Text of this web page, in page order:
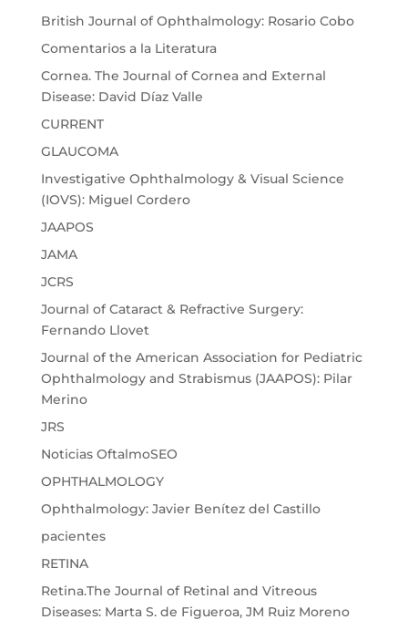
British Journal of Ophthalmology: Rosario Cobo
Comentarios a la Literatura
Cornea. The Journal of Cornea and External
Disease: David Díaz Valle
CURRENT
GLAUCOMA
Investigative Ophthalmology & Visual Science
(IOVS): Miguel Cordero
JAAPOS
JAMA
JCRS
Journal of Cataract & Refractive Surgery:
Fernando Llovet
Journal of the American Association for Pediatric
Ophthalmology and Strabismus (JAAPOS): Pilar
Merino
JRS
Noticias OftalmoSEO
OPHTHALMOLOGY
Ophthalmology: Javier Benítez del Castillo
pacientes
RETINA
Retina.The Journal of Retinal and Vitreous
Diseases: Marta S. de Figueroa, JM Ruiz Moreno